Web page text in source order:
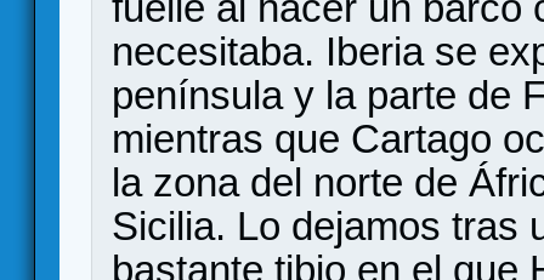
necesitaba. Iberia se
península y la parte de
mientras que Cartago
la zona del norte de
Sicilia. Lo dejamos tras
bastante tibio en el que